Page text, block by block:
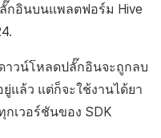
กอินบนแพลตฟอร์ม Hive
าวน์โหลดปลั๊กอินจะถูกลบ
แล้ว แต่ก็จะใช้งานได้ยา
เวอร์ชันของ SDK